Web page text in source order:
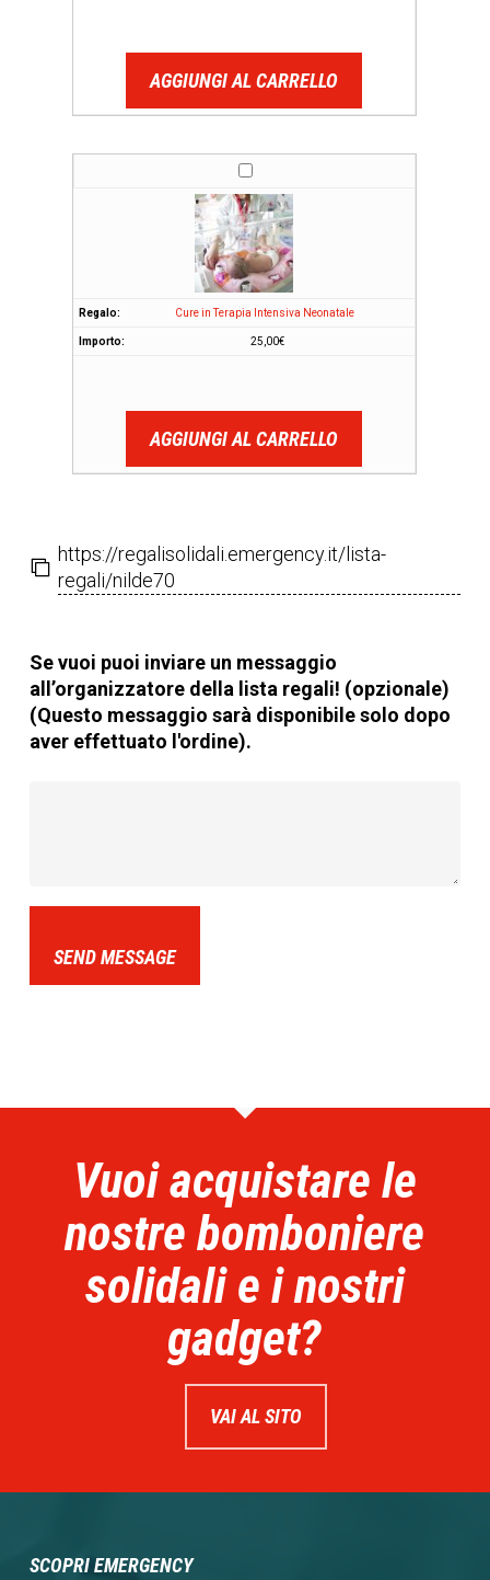
AGGIUNGI AL CARRELLO
Cure in Terapia Intensiva Neonatale
25,00€
AGGIUNGI AL CARRELLO
https://regalisolidali.emergency.it/lista-
regali/nilde70
Se vuoi puoi inviare un messaggio
all’organizzatore della lista regali! (opzionale)
(Questo messaggio sarà disponibile solo dopo
aver effettuato l'ordine).
SEND MESSAGE
Vuoi acquistare le
nostre bomboniere
solidali e i nostri
gadget?
VAI AL SITO
SCOPRI EMERGENCY